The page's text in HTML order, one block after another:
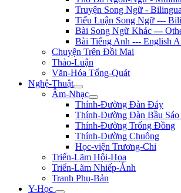
Truyện Song Ngữ -
Tiểu Luận Song Ngữ ---
Bài Song Ngữ Khác ---
Bài Tiếng Anh --- English
Chuyện Trên Đồi Mai
Thảo-Luận
Văn-Hóa Tổng-Quát
Nghệ-Thuật
Âm-Nhạc
Thính-Đường Đàn Đáy
Thính-Đường Đàn Bầu Sáo
Thính-Đường Trống Đồng
Thính-Đường Chuông
Học-viện Trương-Chi
Triển-Lãm Hội-Họa
Triển-Lãm Nhiếp-Ảnh
Tranh Phụ-Bản
Y-Học